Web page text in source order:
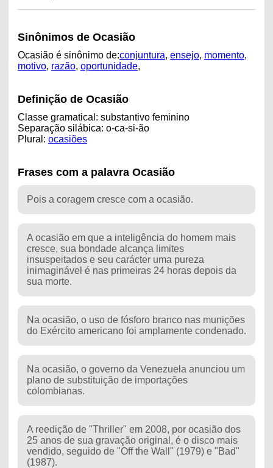
Sinônimos de Ocasião
Ocasião é sinônimo de:conjuntura, ensejo, momento,
motivo, razão, oportunidade,
Definição de Ocasião
Classe gramatical: substantivo feminino
Separação silábica: o-ca-si-ão
Plural: ocasiões
Frases com a palavra Ocasião
Pois a coragem cresce com a ocasião.
A ocasião em que a inteligência do homem mais
cresce, sua bondade alcança limites
insuspeitados e seu carácter uma pureza
inimaginável é nas primeiras 24 horas depois da
sua morte.
Na ocasião, o uso de fósforo branco nas munições
do Exército americano foi amplamente condenado.
Na ocasião, o governo da Venezuela anunciou um
plano de substituição de importações
colombianas.
A reedição de "Thriller" em 2008, por ocasião dos
25 anos de sua gravação original, é o disco mais
vendido, seguido de "Off the Wall" (1979) e "Bad"
(1987).